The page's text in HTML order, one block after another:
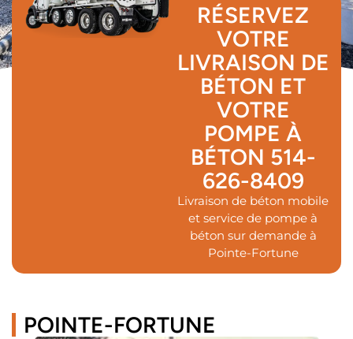
RÉSERVEZ
VOTRE
LIVRAISON DE
BÉTON ET
VOTRE
POMPE À
BÉTON 514-
626-8409
Livraison de béton mobile
et service de pompe à
béton sur demande à
Pointe-Fortune
POINTE-FORTUNE